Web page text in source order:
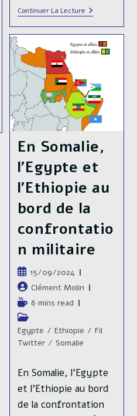
Continuer La LectureDans
La
Corne
L’Afrique,
Jeu
Diplomatique
En Somalie,
l’Egypte et
l’Ethiopie au
bord de la
confrontatio
n militaire
Publication
publiée :
15/09/2024
Auteur/autrice
de
la
publication :
Clément Molin
Temps
de
lecture :
6 mins read
Post
category:
Egypte / Ethiopie / Fil
Twitter / Somalie
En Somalie, l'Egypte
et l'Ethiopie au bord
de la confrontation